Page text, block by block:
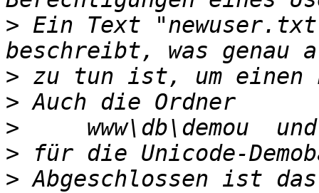
> Ein Text
>
>
>
>
> Abgeschlossen ist